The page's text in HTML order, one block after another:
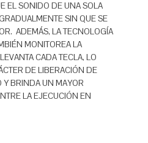
EL SONIDO DE UNA SOLA
SIN QUE SE
ADEMÁS, LA TECNOLOGÍA
MONITOREA LA
CADA TECLA, LO
DE LIBERACIÓN DE
Y BRINDA UN MAYOR
LA EJECUCIÓN EN